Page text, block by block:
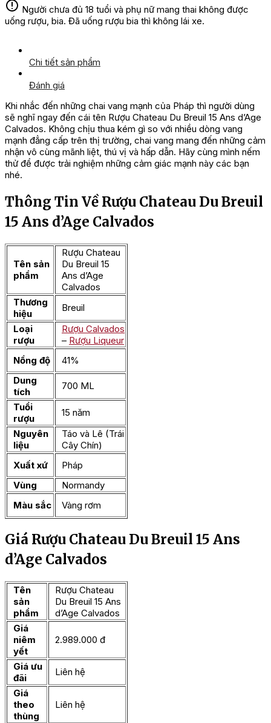
Người chưa đủ 18 tuổi và phụ nữ mang thai không được
uống rượu, bia. Đã uống rượu bia thì không lái xe.
Chi tiết sản phẩm
Đánh giá
Khi nhắc đến những chai vang mạnh của Pháp thì người dùng
sẽ nghĩ ngay đến cái tên Rượu Chateau Du Breuil 15 Ans d’Age
Calvados. Không chịu thua kém gì so với nhiều dòng vang
mạnh đẳng cấp trên thị trường, chai vang mang đến những cảm
nhận vô cùng mãnh liệt, thú vị và hấp dẫn. Hãy cùng mình nếm
thử để được trải nghiệm những cảm giác mạnh này các bạn
nhé.
Thông Tin Về Rượu Chateau Du Breuil
15 Ans d’Age Calvados
Tên sản
phẩm
Rượu Chateau
Du Breuil 15
Ans d’Age
Calvados
Thương
hiệu
Breuil
Loại
rượu
Rượu Calvados
– Rượu Liqueur
Nồng độ
41%
Dung
tích
700 ML
Tuổi
rượu
15 năm
Nguyên
liệu
Táo và Lê (Trái
Cây Chín)
Xuất xứ
Pháp
Vùng
Normandy
Màu sắc
Vàng rơm
Giá Rượu Chateau Du Breuil 15 Ans
d’Age Calvados
Tên
sản
phẩm
Rượu Chateau
Du Breuil 15 Ans
d’Age Calvados
Giá
niêm
yết
2.989.000 đ
Giá ưu
đãi
Liên hệ
Giá
theo
thùng
Liên hệ